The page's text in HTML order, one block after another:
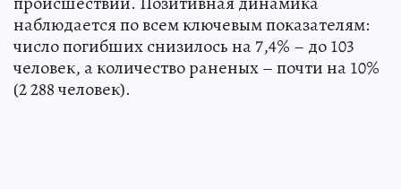
наблюдается по всем ключевым показателям:
число погибших снизилось на 7,4% – до 103
человек, а количество раненых – почти на 10%
(2 288 человек).